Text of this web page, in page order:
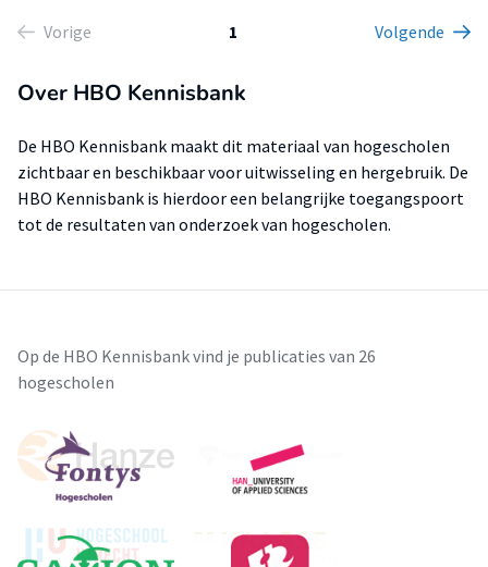
Vorige 1 Volgende
Over HBO Kennisbank
De HBO Kennisbank maakt dit materiaal van hogescholen
zichtbaar en beschikbaar voor uitwisseling en hergebruik. De
HBO Kennisbank is hierdoor een belangrijke toegangspoort
tot de resultaten van onderzoek van hogescholen.
Op de HBO Kennisbank vind je publicaties van 26
hogescholen